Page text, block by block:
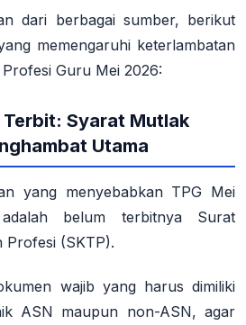
dari berbagai sumber, berikut
memengaruhi keterlambatan
Guru Mei 2026:
Terbit: Syarat Mutlak
Utama
yang menyebabkan TPG Mei
belum terbitnya Surat
Profesi (SKTP).
wajib yang harus dimiliki
ASN maupun non-ASN, agar